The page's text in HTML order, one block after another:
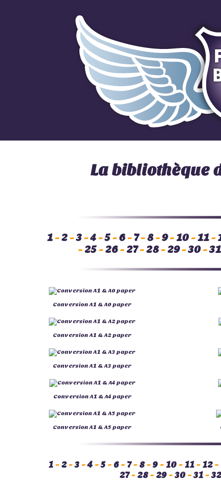
La bibliothèque
1- 2-3-4-5- 6- 7- 8-9- 10- 11-
- 25- 26- 27- 28- 29-30-31
Conversion A1 & A0 paper
Conversion A1 & A2 paper
Conversion A1 & A3 paper
Conversion A1 & A4 paper
Conversion A1 & A5 paper
1 - 2-3 -4 -5 - 6- 7- 8-9 - 10 - 11 - 12-
27- 28- 29 -30 -31 -32